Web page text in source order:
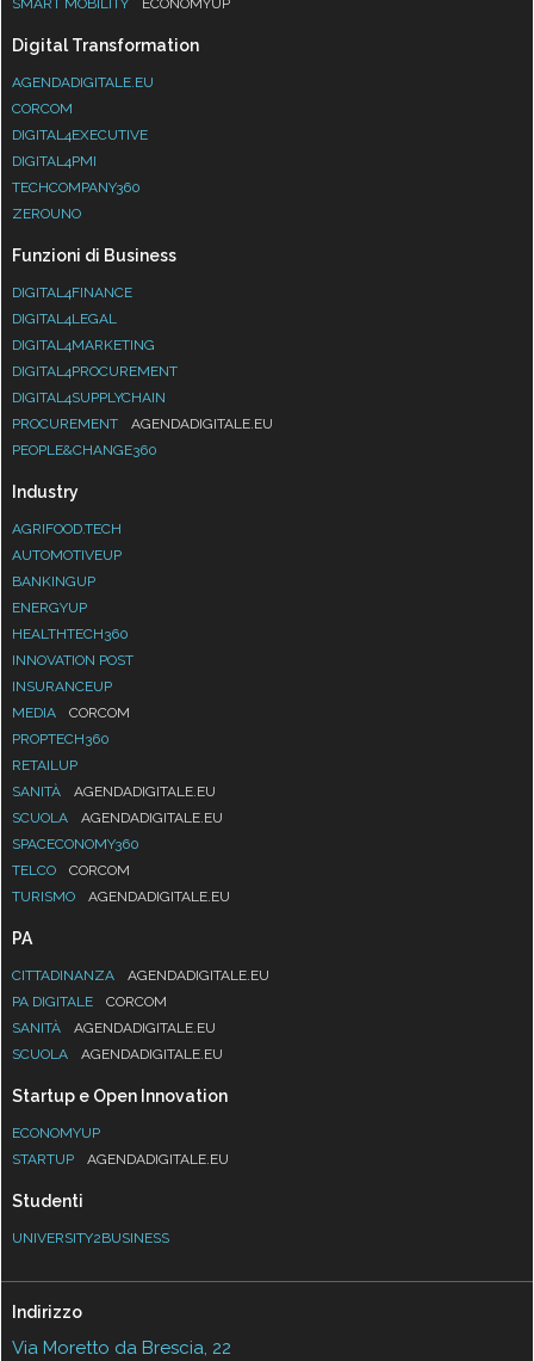
SMART MOBILITY
ECONOMYUP
Digital Transformation
AGENDADIGITALE.EU
CORCOM
DIGITAL4EXECUTIVE
DIGITAL4PMI
TECHCOMPANY360
ZEROUNO
Funzioni di Business
DIGITAL4FINANCE
DIGITAL4LEGAL
DIGITAL4MARKETING
DIGITAL4PROCUREMENT
DIGITAL4SUPPLYCHAIN
PROCUREMENT
AGENDADIGITALE.EU
PEOPLE&CHANGE360
Industry
AGRIFOOD.TECH
AUTOMOTIVEUP
BANKINGUP
ENERGYUP
HEALTHTECH360
INNOVATION POST
INSURANCEUP
MEDIA
CORCOM
PROPTECH360
RETAILUP
SANITÀ
AGENDADIGITALE.EU
SCUOLA
AGENDADIGITALE.EU
SPACECONOMY360
TELCO
CORCOM
TURISMO
AGENDADIGITALE.EU
PA
CITTADINANZA
AGENDADIGITALE.EU
PA DIGITALE
CORCOM
SANITÀ
AGENDADIGITALE.EU
SCUOLA
AGENDADIGITALE.EU
Startup e Open Innovation
ECONOMYUP
STARTUP
AGENDADIGITALE.EU
Studenti
UNIVERSITY2BUSINESS
Indirizzo
Via Moretto da Brescia, 22